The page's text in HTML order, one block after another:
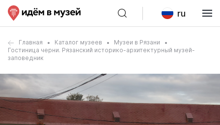
ru
Главная Каталог музеев
Музеи в Рязани
Гостиница черни. Рязанский историко-архитектурный музей-
заповедник